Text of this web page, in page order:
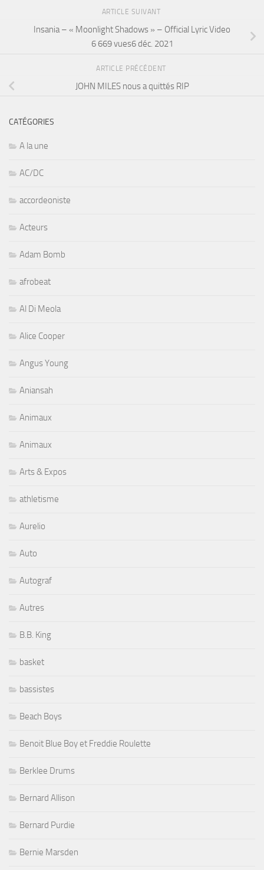
ARTICLE SUIVANT
Insania – « Moonlight Shadows » – Official Lyric Video
6 669 vues6 déc. 2021
ARTICLE PRÉCÉDENT
JOHN MILES nous a quittés RIP
CATÉGORIES
A la une
AC/DC
accordeoniste
Acteurs
Adam Bomb
afrobeat
Al Di Meola
Alice Cooper
Angus Young
Aniansah
Animaux
Animaux
Arts & Expos
athletisme
Aurelio
Auto
Autograf
Autres
B.B. King
basket
bassistes
Beach Boys
Benoit Blue Boy et Freddie Roulette
Berklee Drums
Bernard Allison
Bernard Purdie
Bernie Marsden